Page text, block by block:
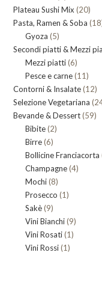
prodotti
Plateau Sushi Mix 2020
Pasta, Ramen & Soba 18
Gyoza 55
prodotti
Secondi piatti & Mezzi
Mezzi piatti 66
prodotti
Pesce e carne 1111
Contorni & Insalate 1212
Selezione Vegetariana
Bevande & Dessert 5959
Bibite 22
Birre 66
prodotti
Bollicine Franciacorta
Champagne 44
Mochi 88
prodotti
Prosecco 11
Sakè 99
prodotti
Vini Bianchi 99
Vini Rosati 11
Vini Rossi 11